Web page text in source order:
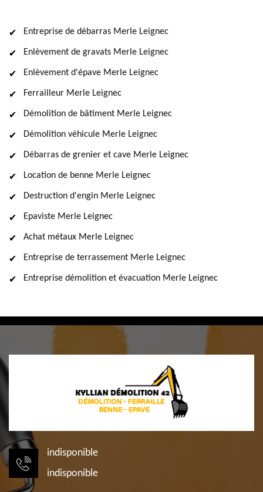
Entreprise de débarras Merle Leignec
Enlèvement de gravats Merle Leignec
Enlèvement d'épave Merle Leignec
Ferrailleur Merle Leignec
Démolition de bâtiment Merle Leignec
Démolition véhicule Merle Leignec
Débarras de grenier et cave Merle Leignec
Location de benne Merle Leignec
Destruction d'engin Merle Leignec
Epaviste Merle Leignec
Achat métaux Merle Leignec
Entreprise de terrassement Merle Leignec
Entreprise démolition et évacuation Merle Leignec
indisponible
indisponible